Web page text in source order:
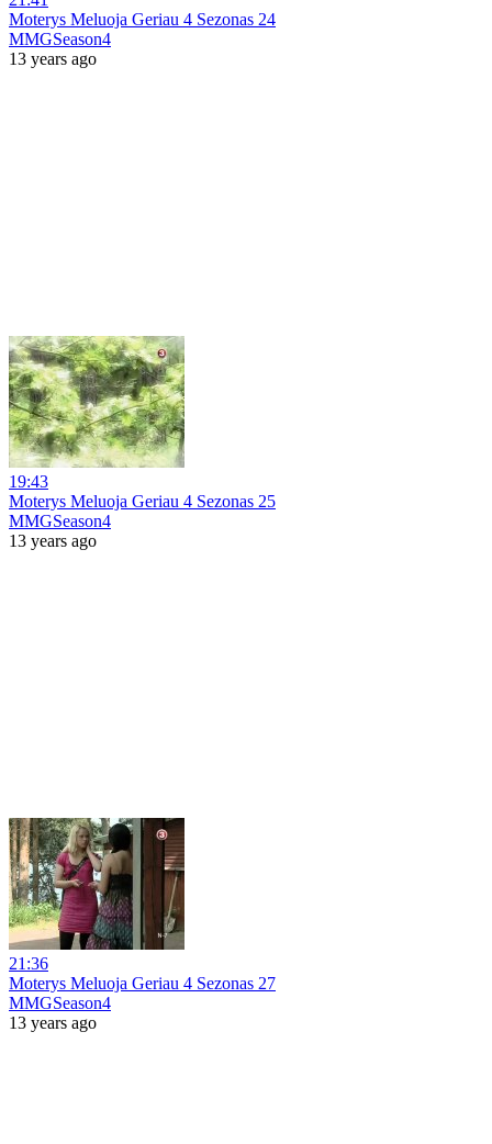
Moterys Meluoja Geriau 4 Sezonas 24
MMGSeason4
13 years ago
19:43
Moterys Meluoja Geriau 4 Sezonas 25
MMGSeason4
13 years ago
21:36
Moterys Meluoja Geriau 4 Sezonas 27
MMGSeason4
13 years ago